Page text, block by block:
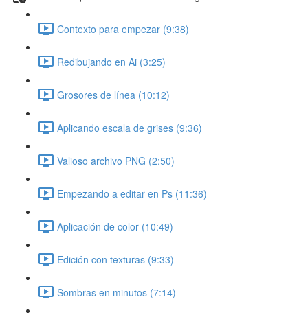
Contexto para empezar (9:38)
Redibujando en Ai (3:25)
Grosores de línea (10:12)
Aplicando escala de grises (9:36)
Valioso archivo PNG (2:50)
Empezando a editar en Ps (11:36)
Aplicación de color (10:49)
Edición con texturas (9:33)
Sombras en minutos (7:14)